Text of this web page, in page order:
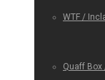
WTF /
Quaff Box